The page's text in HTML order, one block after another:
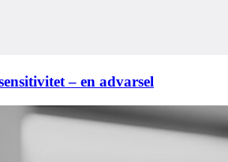
– en advarsel